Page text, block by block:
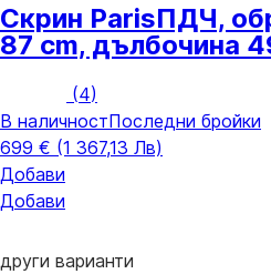
Скрин ParisПДЧ,
87 cm, дълбочина
(4)
В наличностПоследни бройки
699 € (1 367,13 Лв)
Добави
Добави
други варианти